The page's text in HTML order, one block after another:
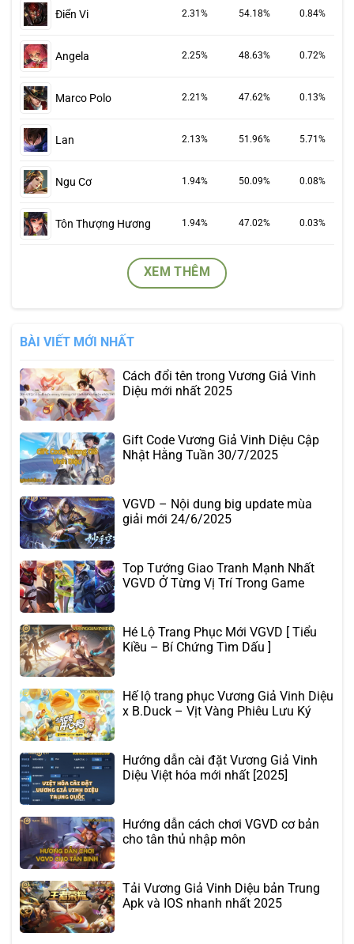
Điển Vi 2.31% 54.18% 0.84%
Angela 2.25% 48.63% 0.72%
Marco Polo 2.21% 47.62% 0.13%
Lan 2.13% 51.96% 5.71%
Ngu Cơ 1.94% 50.09% 0.08%
Tôn Thượng Hương 1.94% 47.02% 0.03%
XEM THÊM
BÀI VIẾT MỚI NHẤT
Cách đổi tên trong Vương Giả Vinh
Diệu mới nhất 2025
Gift Code Vương Giả Vinh Diệu Cập
Nhật Hằng Tuần 30/7/2025
VGVD – Nội dung big update mùa
giải mới 24/6/2025
Top Tướng Giao Tranh Mạnh Nhất
VGVD Ở Từng Vị Trí Trong Game
Hé Lộ Trang Phục Mới VGVD [ Tiểu
Kiều – Bí Chứng Tìm Dấu ]
Hế lộ trang phục Vương Giả Vinh Diệu
x B.Duck – Vịt Vàng Phiêu Lưu Ký
Hướng dẫn cài đặt Vương Giả Vinh
Diệu Việt hóa mới nhất [2025]
Hướng dẫn cách chơi VGVD cơ bản
cho tân thủ nhập môn
Tải Vương Giả Vinh Diệu bản Trung
Apk và IOS nhanh nhất 2025